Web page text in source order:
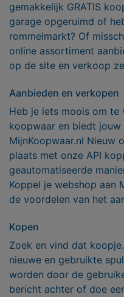
gemakkelijk GRATIS
garage opgeruimd of
rommelmarkt? Of
online assortiment
op de site en verkoop
Aanbieden en verkopen
Heb je iets moois om te
koopwaar en biedt
MijnKoopwaar.nl Nieuw
plaats met onze API
geautomatiseerde
Koppel je webshop aan
de voordelen van het
Kopen
Zoek en vind dat
nieuwe en gebruikte
worden door de
bericht achter of doe